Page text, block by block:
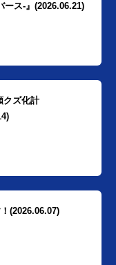
ス-』(2026.06.21)
ズ化計
(2026.06.07)